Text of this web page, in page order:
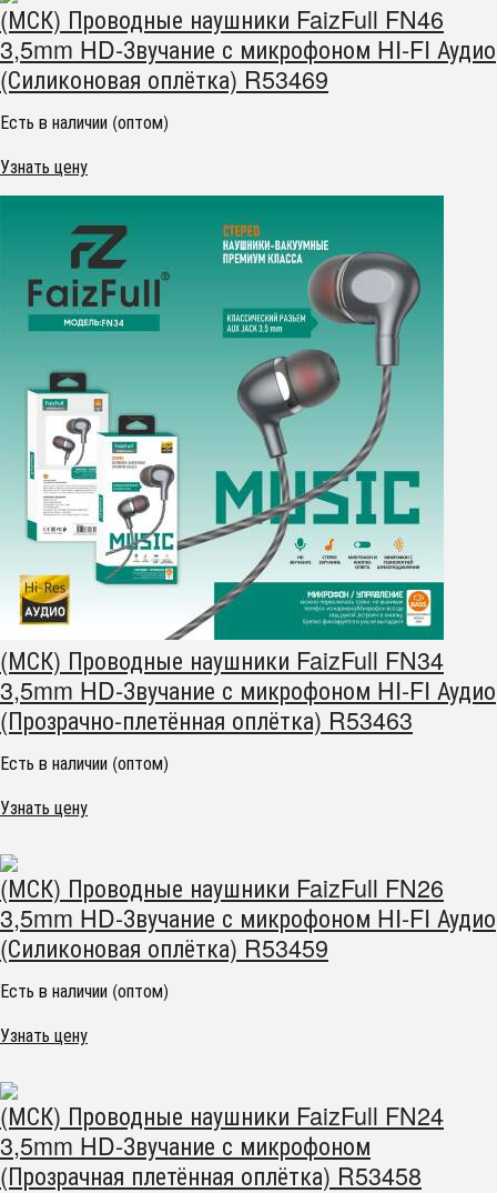
(МСК) Проводные наушники FaizFull FN46
3,5mm HD-Звучание с микрофоном HI-FI Аудио
(Силиконовая оплётка) R53469
Есть в наличии (оптом)
Узнать цену
(МСК) Проводные наушники FaizFull FN34
3,5mm HD-Звучание с микрофоном HI-FI Аудио
(Прозрачно-плетённая оплётка) R53463
Есть в наличии (оптом)
Узнать цену
(МСК) Проводные наушники FaizFull FN26
3,5mm HD-Звучание с микрофоном HI-FI Аудио
(Силиконовая оплётка) R53459
Есть в наличии (оптом)
Узнать цену
(МСК) Проводные наушники FaizFull FN24
3,5mm HD-Звучание с микрофоном
(Прозрачная плетённая оплётка) R53458